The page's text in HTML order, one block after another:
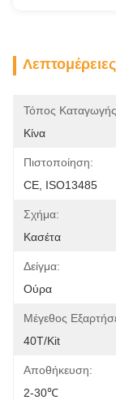
Λεπτομέρειες
Τόπος
Κίνα
Πιστοποίηση:
CE, ISO13485
Σχήμα:
Κασέτα
Δείγμα:
Ούρα
Μέγεθος
40T/Kit
Αποθήκευση:
2-30℃